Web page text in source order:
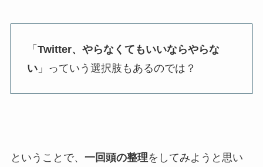
「 Twitter、やらなくてもいいならやらな
い」っていう選択肢もあるのでは？
ということで、 一回頭の整理をしてみようと思い